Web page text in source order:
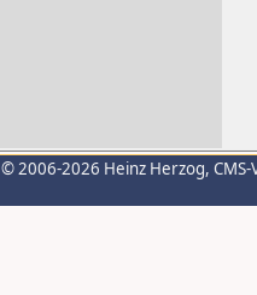
© 2006-2026 Heinz Herzog,